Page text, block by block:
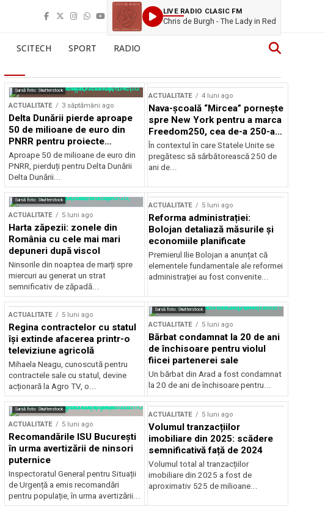
LIVE RADIO CLASIC FM
Chris de Burgh - The Lady in Red
SCITECH SPORT RADIO
Sursă foto: Shutterstock
ACTUALITATE 3 săptămâni ago
Delta Dunării pierde aproape
50 de milioane de euro din
PNRR pentru proiecte
esențiale
Aproape 50 de milioane de euro din
PNRR, pierduți pentru Delta Dunării
Delta Dunării...
ACTUALITATE 4 luni ago
Nava-școală “Mircea” pornește
spre New York pentru a marca
Freedom250, cea de-a 250-a
aniversare a Statelor Unite
În contextul în care Statele Unite se
pregătesc să sărbătorească 250 de
ani de...
Sursă foto: Shutterstock
ACTUALITATE 5 luni ago
Harta zăpezii: zonele din
România cu cele mai mari
depuneri după viscol
Ninsorile din noaptea de marți spre
miercuri au generat un strat
semnificativ de zăpadă...
ACTUALITATE 5 luni ago
Reforma administrației:
Bolojan detaliază măsurile și
economiile planificate
Premierul Ilie Bolojan a anunțat că
elementele fundamentale ale reformei
administrației au fost convenite...
ACTUALITATE 5 luni ago
Regina contractelor cu statul
își extinde afacerea printr-o
televiziune agricolă
Mihaela Neagu, cunoscută pentru
contractele sale cu statul, devine
acționară la Agro TV, o...
Sursă foto: Shutterstock
ACTUALITATE 5 luni ago
Bărbat condamnat la 20 de ani
de închisoare pentru violul
fiicei partenerei sale
Un bărbat din Arad a fost condamnat
la 20 de ani de închisoare pentru...
Sursă foto: Shutterstock
ACTUALITATE 5 luni ago
Recomandările ISU București
în urma avertizării de ninsori
puternice
Inspectoratul General pentru Situații
de Urgență a emis recomandări
pentru populație, în urma avertizării...
ACTUALITATE 5 luni ago
Volumul tranzacțiilor
imobiliare din 2025: scădere
semnificativă față de 2024
Volumul total al tranzacțiilor
imobiliare din 2025 a fost de
aproximativ 525 de milioane...